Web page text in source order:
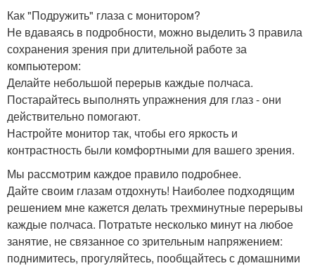
Как "Подружить" глаза с монитором?
Не вдаваясь в подробности, можно выделить 3 правила
сохранения зрения при длительной работе за
компьютером:
Делайте небольшой перерыв каждые полчаса.
Постарайтесь выполнять упражнения для глаз - они
действительно помогают.
Настройте монитор так, чтобы его яркость и
контрастность были комфортными для вашего зрения.
Мы рассмотрим каждое правило подробнее.
Дайте своим глазам отдохнуть! Наиболее подходящим
решением мне кажется делать трехминутные перерывы
каждые полчаса. Потратьте несколько минут на любое
занятие, не связанное со зрительным напряжением:
поднимитесь, прогуляйтесь, пообщайтесь с домашними